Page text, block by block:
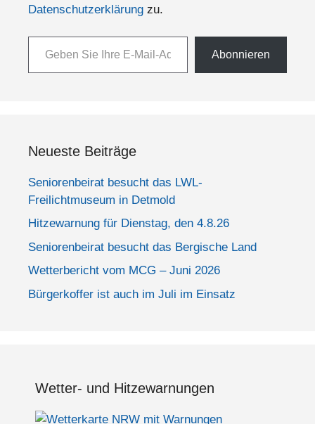
Datenschutzerklärung zu.
Geben Sie Ihre E-Mail-Adresse ein ...
Abonnieren
Neueste Beiträge
Seniorenbeirat besucht das LWL-
Freilichtmuseum in Detmold
Hitzewarnung für Dienstag, den 4.8.26
Seniorenbeirat besucht das Bergische Land
Wetterbericht vom MCG – Juni 2026
Bürgerkoffer ist auch im Juli im Einsatz
Wetter- und Hitzewarnungen